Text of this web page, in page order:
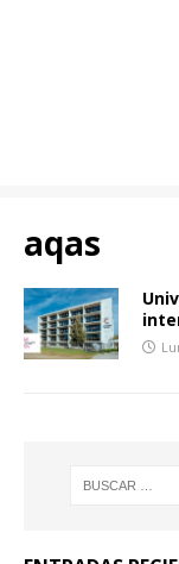
aqas